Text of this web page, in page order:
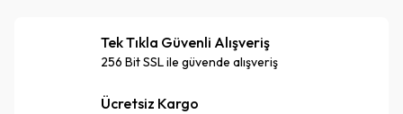
Tek Tıkla Güvenli Alışveriş
256 Bit SSL ile güvende alışveriş
Ücretsiz Kargo